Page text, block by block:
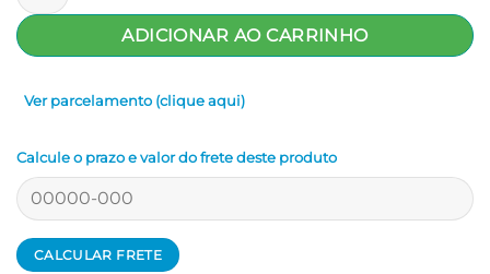
ADICIONAR AO CARRINHO
Ver parcelamento (clique aqui)
Calcule o prazo e valor do frete deste produto